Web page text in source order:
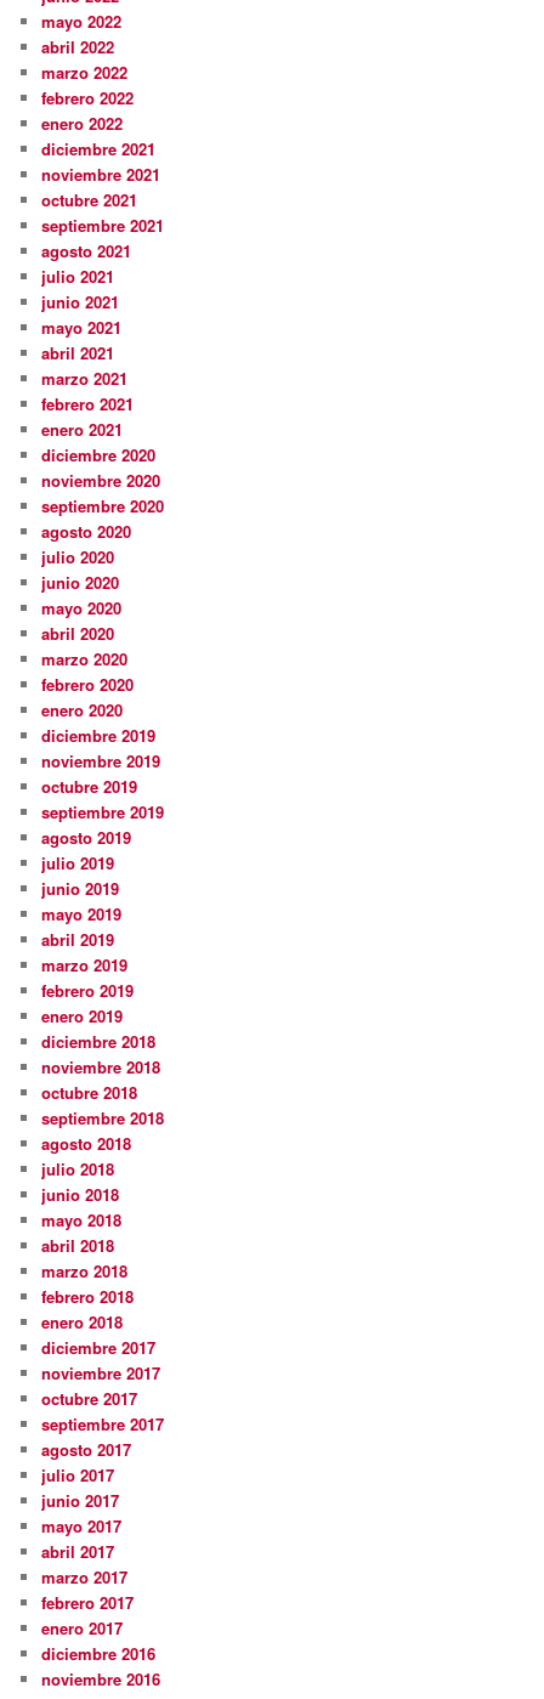
mayo 2022
abril 2022
marzo 2022
febrero 2022
enero 2022
diciembre 2021
noviembre 2021
octubre 2021
septiembre 2021
agosto 2021
julio 2021
junio 2021
mayo 2021
abril 2021
marzo 2021
febrero 2021
enero 2021
diciembre 2020
noviembre 2020
septiembre 2020
agosto 2020
julio 2020
junio 2020
mayo 2020
abril 2020
marzo 2020
febrero 2020
enero 2020
diciembre 2019
noviembre 2019
octubre 2019
septiembre 2019
agosto 2019
julio 2019
junio 2019
mayo 2019
abril 2019
marzo 2019
febrero 2019
enero 2019
diciembre 2018
noviembre 2018
octubre 2018
septiembre 2018
agosto 2018
julio 2018
junio 2018
mayo 2018
abril 2018
marzo 2018
febrero 2018
enero 2018
diciembre 2017
noviembre 2017
octubre 2017
septiembre 2017
agosto 2017
julio 2017
junio 2017
mayo 2017
abril 2017
marzo 2017
febrero 2017
enero 2017
diciembre 2016
noviembre 2016